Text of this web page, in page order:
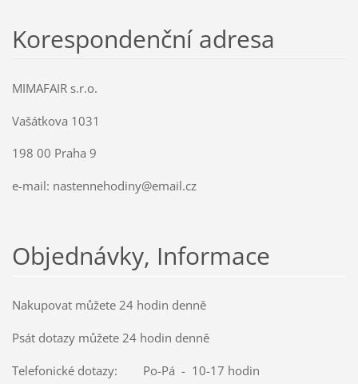
Korespondenční adresa
MIMAFAIR s.r.o.
Vašátkova 1031
198 00 Praha 9
e-mail: nastennehodiny@email.cz
Objednávky, Informace
Nakupovat můžete 24 hodin denně
Psát dotazy můžete 24 hodin denně
Telefonické dotazy: Po-Pá - 10-17 hodin